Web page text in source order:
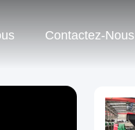
Contactez-Nous